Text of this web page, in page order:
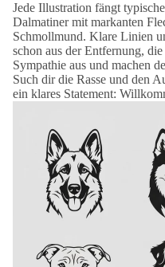
Jede Illustration fängt
Dalmatiner mit markanten
Schmollmund. Klare Linien
schon aus der Entfernung,
Sympathie aus und machen
Such dir die Rasse und den
ein klares Statement: